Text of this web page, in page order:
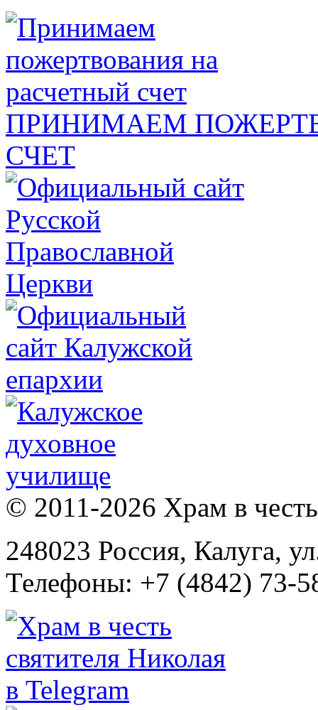
ПРИНИМАЕМ
СЧЕТ
© 2011-2026 Храм в честь
248023 Россия, Калуга,
Телефоны: +7 (4842) 73-